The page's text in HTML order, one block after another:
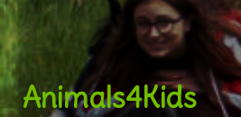
Animals4Kids